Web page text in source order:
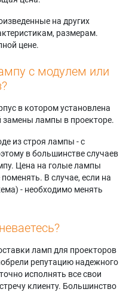
на других
размерам.
цене.
с модулем или
в котором установлена
замены лампы в проекторе.
из строя лампы - с
в большинстве случаев
Цена на голые лампы
В случае, если на
- необходимо менять
ламп для проекторов
репутацию надежного
исполнять все свои
клиенту. Большинство